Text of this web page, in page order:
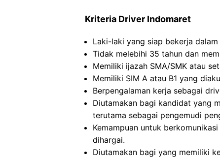
Kriteria Driver Indomaret
Laki-laki yang siap bekerja
Tidak melebihi 35 tahun dan
Memiliki ijazah SMA/SMK atau
Memiliki SIM A atau B1 yang
Berpengalaman kerja sebagai
Diutamakan bagi kandidat yang
terutama sebagai pengemudi
Kemampuan untuk
dihargai.
Diutamakan bagi yang memiliki